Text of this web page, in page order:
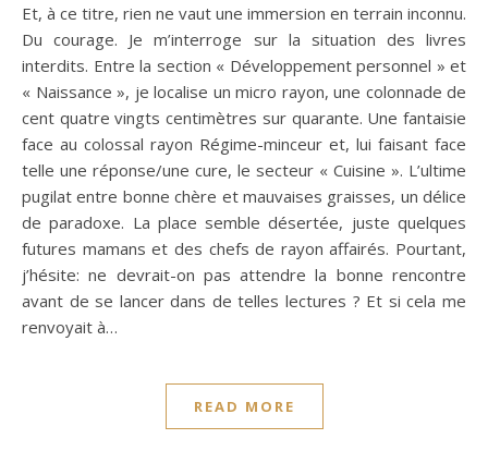
Et, à ce titre, rien ne vaut une immersion en terrain inconnu.
Du courage. Je m’interroge sur la situation des livres
interdits. Entre la section « Développement personnel » et
« Naissance », je localise un micro rayon, une colonnade de
cent quatre vingts centimètres sur quarante. Une fantaisie
face au colossal rayon Régime-minceur et, lui faisant face
telle une réponse/une cure, le secteur « Cuisine ». L’ultime
pugilat entre bonne chère et mauvaises graisses, un délice
de paradoxe. La place semble désertée, juste quelques
futures mamans et des chefs de rayon affairés. Pourtant,
j’hésite: ne devrait-on pas attendre la bonne rencontre
avant de se lancer dans de telles lectures ? Et si cela me
renvoyait à…
READ MORE